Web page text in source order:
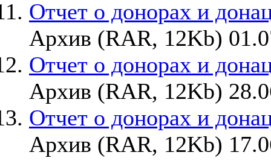
Отчет о донорах и
Архив (RAR, 12Kb)
Отчет о донорах и
Архив (RAR, 12Kb)
Отчет о донорах и
Архив (RAR, 12Kb)